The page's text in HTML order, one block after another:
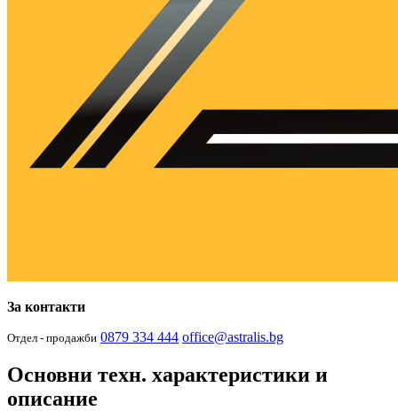
За контакти
Отдел - продажби 0879 334 444 office@astralis.bg
Основни техн. характеристики и
описание